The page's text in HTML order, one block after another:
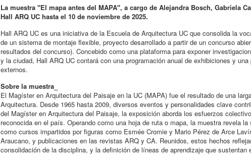
La muestra "El mapa antes del MAPA", a cargo de Alejandra Bosch, Gabriela
Hall ARQ UC hasta el 10 de noviembre de 2025.
Hall ARQ UC es una iniciativa de la Escuela de Arquitectura UC que consolida la
de un sistema de montaje flexible, proyecto desarrollado a partir de un concurso
resultados del concurso). Concebido como una plataforma para exponer
y la ciudad, Hall ARQ UC contará con una programación anual de exhibiciones y
externos.
Sobre la muestra_
El Magíster en Arquitectura del Paisaje en la UC (MAPA) fue el resultado de una
Arquitectura. Desde 1965 hasta 2009, diversos eventos y personalidades clave
del Magíster en Arquitectura del Paisaje, la exposición aborda los esfuerzos
reconocida en el país. Operando como una hoja de ruta o mapa, la muestra revela
como cursos impartidos por figuras como Esmée Cromie y Mario Pérez de Arce
Araucano, y publicaciones en las revistas ARQ y CA. Reunidos, estos hechos
consolidación de la disciplina, y la definición de líneas de aprendizaje que sustentan